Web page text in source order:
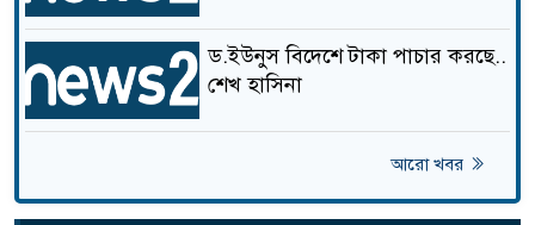
ড.ইউনুস বিদেশে টাকা পাচার করছে..
শেখ হাসিনা
আরো খবর